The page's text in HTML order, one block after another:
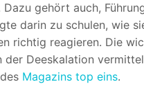
Dazu gehört auch,
darin zu schulen, wie
richtig reagieren. Die
der Deeskalation
Magazins top eins.